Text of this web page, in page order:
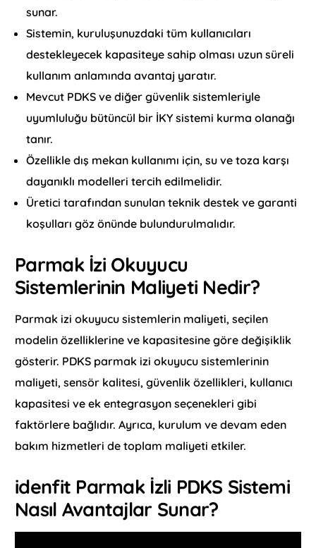
sunar.
Sistemin, kuruluşunuzdaki tüm kullanıcıları
destekleyecek kapasiteye sahip olması uzun süreli
kullanım anlamında avantaj yaratır.
Mevcut PDKS ve diğer güvenlik sistemleriyle
uyumluluğu bütüncül bir İKY sistemi kurma olanağı
tanır.
Özellikle dış mekan kullanımı için, su ve toza karşı
dayanıklı modelleri tercih edilmelidir.
Üretici tarafından sunulan teknik destek ve garanti
koşulları göz önünde bulundurulmalıdır.
Parmak İzi Okuyucu
Sistemlerinin Maliyeti Nedir?
Parmak izi okuyucu sistemlerin maliyeti, seçilen
modelin özelliklerine ve kapasitesine göre değişiklik
gösterir. PDKS parmak izi okuyucu sistemlerinin
maliyeti, sensör kalitesi, güvenlik özellikleri, kullanıcı
kapasitesi ve ek entegrasyon seçenekleri gibi
faktörlere bağlıdır. Ayrıca, kurulum ve devam eden
bakım hizmetleri de toplam maliyeti etkiler.
idenfit Parmak İzli PDKS Sistemi
Nasıl Avantajlar Sunar?